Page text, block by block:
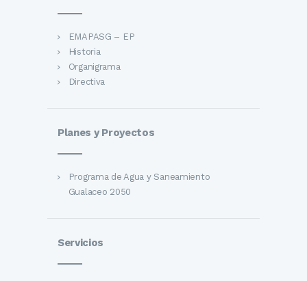
EMAPASG – EP
Historia
Organigrama
Directiva
Planes y Proyectos
Programa de Agua y Saneamiento
Gualaceo 2050
Servicios